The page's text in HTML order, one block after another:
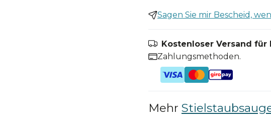
Sagen Sie mir Bescheid,
Kostenloser Versand für
Zahlungsmethoden.
Mehr